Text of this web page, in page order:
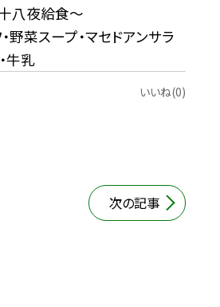
夜給食～
野菜スープ・マセドアンサラ
牛乳
いいね(0)
次の記事